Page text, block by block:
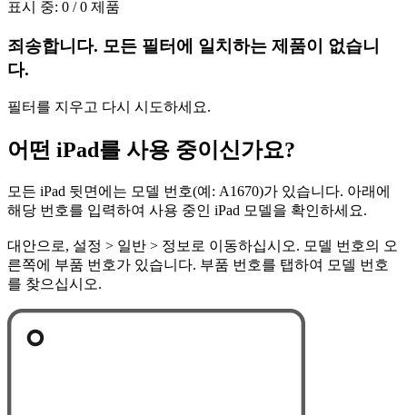
표시 중: 0 / 0 제품
죄송합니다. 모든 필터에 일치하는 제품이 없습니
다.
필터를 지우고 다시 시도하세요.
어떤 iPad를 사용 중이신가요?
모든 iPad 뒷면에는 모델 번호(예: A1670)가 있습니다. 아래에
해당 번호를 입력하여 사용 중인 iPad 모델을 확인하세요.
대안으로, 설정 > 일반 > 정보로 이동하십시오. 모델 번호의 오
른쪽에 부품 번호가 있습니다. 부품 번호를 탭하여 모델 번호
를 찾으십시오.